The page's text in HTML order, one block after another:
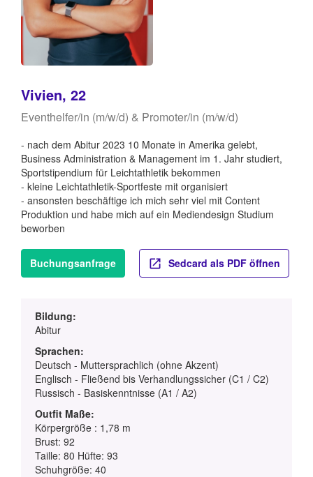
Vivien, 22
Eventhelfer/in (m/w/d) & Promoter/in (m/w/d)
- nach dem Abitur 2023 10 Monate in Amerika gelebt,
Business Administration & Management im 1. Jahr studiert,
Sportstipendium für Leichtathletik bekommen
- kleine Leichtathletik-Sportfeste mit organisiert
- ansonsten beschäftige ich mich sehr viel mit Content
Produktion und habe mich auf ein Mediendesign Studium
beworben
Buchungsanfrage Sedcard als PDF öffnen
Bildung:
Abitur
Sprachen:
Deutsch - Muttersprachlich (ohne Akzent)
Englisch - Fließend bis Verhandlungssicher (C1 / C2)
Russisch - Basiskenntnisse (A1 / A2)
Outfit Maße:
Körpergröße : 1,78 m
Brust: 92
Taille: 80 Hüfte: 93
Schuhgröße: 40